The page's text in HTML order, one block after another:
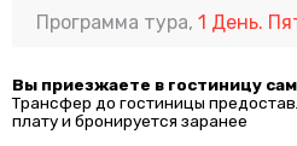
Программа тура,1 День.
Вы приезжаете в гостиницу
Трансфер до гостиницы
плату и бронируется заранее